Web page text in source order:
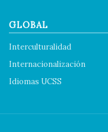
GLOBAL
Interculturalidad
Internacionalización
Idiomas UCSS